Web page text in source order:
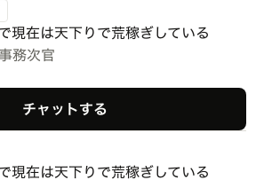
現在は天下りで荒稼ぎしている
事務次官
チャットする
現在は天下りで荒稼ぎしている